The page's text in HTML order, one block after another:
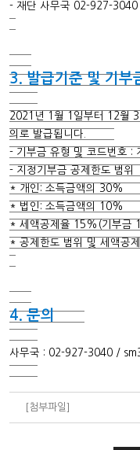
- 재단 사무국 02-927-
3. 발급기준 및 기부
2021년 1월 1일부터 12월
의로 발급됩니다.
- 기부금 유형 및 코드번
- 지정기부금 공제한도
* 개인: 소득금액의
* 법인: 소득금액의
* 세액공제율 15%(기부
* 공제한도 범위 및 세액
4. 문의
사무국 : 02-927-3040 /
[첨부파일]